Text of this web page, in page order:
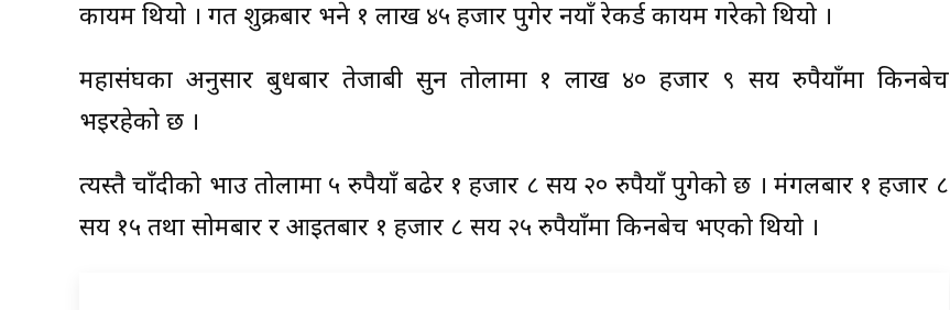
कायम थियो । गत शुक्रबार भने १ लाख ४५ हजार पुगेर नयाँ रेकर्ड कायम गरेको थियो ।
महासंघका अनुसार बुधबार तेजाबी सुन तोलामा १ लाख ४० हजार ९ सय रुपैयाँमा किनबेच
भइरहेको छ ।
त्यस्तै चाँदीको भाउ तोलामा ५ रुपैयाँ बढेर १ हजार ८ सय २० रुपैयाँ पुगेको छ । मंगलबार १ हजार ८
सय १५ तथा सोमबार र आइतबार १ हजार ८ सय २५ रुपैयाँमा किनबेच भएको थियो ।